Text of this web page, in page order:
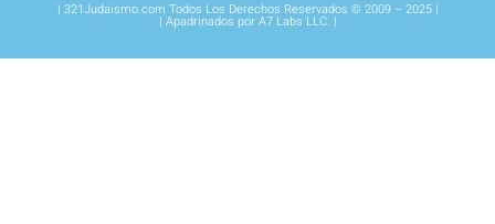
| 321Judaismo.com Todos Los Derechos Reservados © 2009 – 2025 |
| Apadrinados por A7 Labs LLC. |